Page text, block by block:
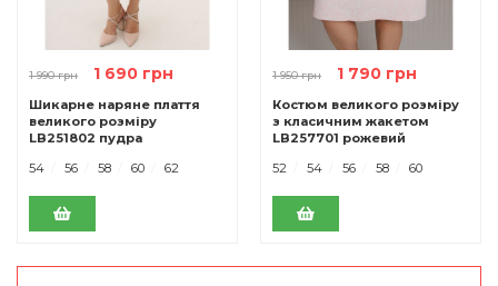
1 990 грн 1 690 грн
Шикарне наряне плаття
великого розміру
LB251802 пудра
54
56 58 60 62
1 950 грн 1 790 грн
Костюм великого розміру
з класичним жакетом
LB257701 рожевий
52
54 56 58 60